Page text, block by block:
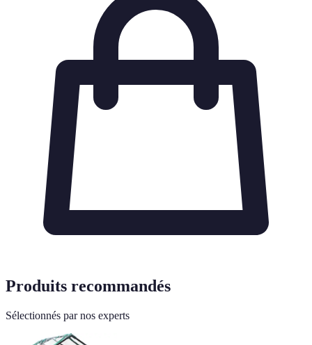
Produits recommandés
Sélectionnés par nos experts